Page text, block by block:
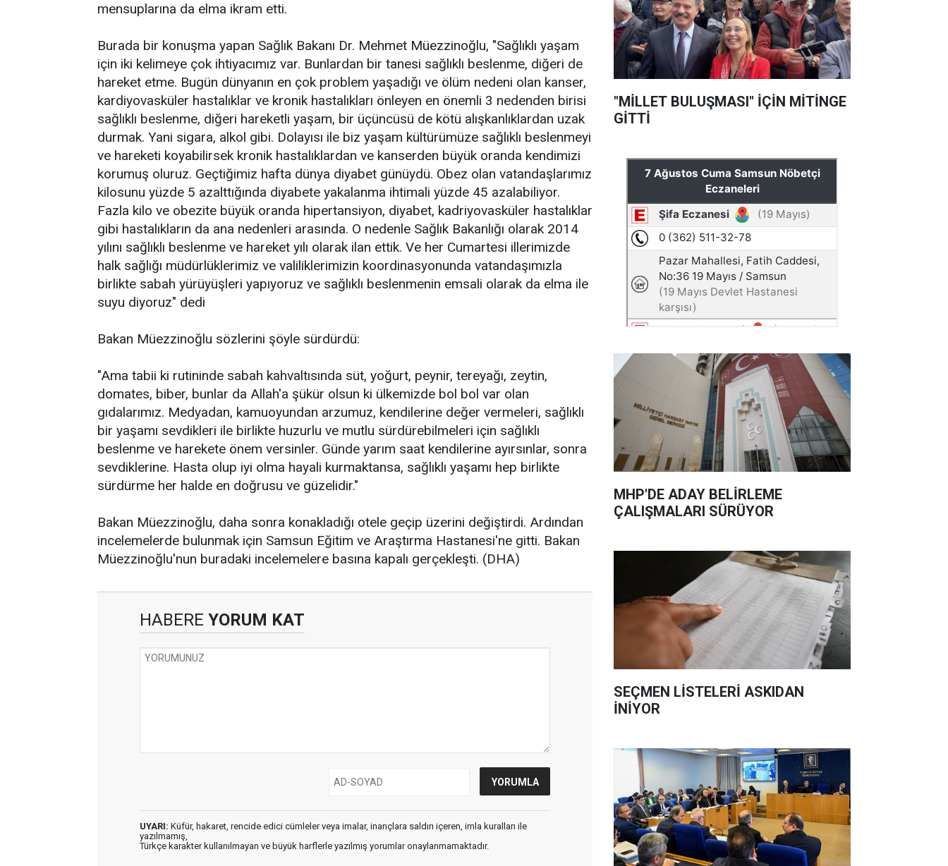
mensuplarına da elma ikram etti.
Burada bir konuşma yapan Sağlık Bakanı Dr. Mehmet Müezzinoğlu, "Sağlıklı yaşam
için iki kelimeye çok ihtiyacımız var. Bunlardan bir tanesi sağlıklı beslenme, diğeri de
hareket etme. Bugün dünyanın en çok problem yaşadığı ve ölüm nedeni olan kanser,
kardiyovasküler hastalıklar ve kronik hastalıkları önleyen en önemli 3 nedenden birisi
sağlıklı beslenme, diğeri hareketli yaşam, bir üçüncüsü de kötü alışkanlıklardan uzak
durmak. Yani sigara, alkol gibi. Dolayısı ile biz yaşam kültürümüze sağlıklı beslenmeyi
ve hareketi koyabilirsek kronik hastalıklardan ve kanserden büyük oranda kendimizi
korumuş oluruz. Geçtiğimiz hafta dünya diyabet günüydü. Obez olan vatandaşlarımız
kilosunu yüzde 5 azalttığında diyabete yakalanma ihtimali yüzde 45 azalabiliyor.
Fazla kilo ve obezite büyük oranda hipertansiyon, diyabet, kadriyovasküler hastalıklar
gibi hastalıkların da ana nedenleri arasında. O nedenle Sağlık Bakanlığı olarak 2014
yılını sağlıklı beslenme ve hareket yılı olarak ilan ettik. Ve her Cumartesi illerimizde
halk sağlığı müdürlüklerimiz ve valiliklerimizin koordinasyonunda vatandaşımızla
birlikte sabah yürüyüşleri yapıyoruz ve sağlıklı beslenmenin emsali olarak da elma ile
suyu diyoruz" dedi
Bakan Müezzinoğlu sözlerini şöyle sürdürdü:
"Ama tabii ki rutininde sabah kahvaltısında süt, yoğurt, peynir, tereyağı, zeytin,
domates, biber, bunlar da Allah'a şükür olsun ki ülkemizde bol bol var olan
gıdalarımız. Medyadan, kamuoyundan arzumuz, kendilerine değer vermeleri, sağlıklı
bir yaşamı sevdikleri ile birlikte huzurlu ve mutlu sürdürebilmeleri için sağlıklı
beslenme ve harekete önem versinler. Günde yarım saat kendilerine ayırsınlar, sonra
sevdiklerine. Hasta olup iyi olma hayali kurmaktansa, sağlıklı yaşamı hep birlikte
sürdürme her halde en doğrusu ve güzelidir."
Bakan Müezzinoğlu, daha sonra konakladığı otele geçip üzerini değiştirdi. Ardından
incelemelerde bulunmak için Samsun Eğitim ve Araştırma Hastanesi'ne gitti. Bakan
Müezzinoğlu'nun buradaki incelemelere basına kapalı gerçekleşti. (DHA)
HABERE YORUM KAT
UYARI: Küfür, hakaret, rencide edici cümleler veya imalar, inançlara saldırı içeren, imla kuralları ile
yazılmamış,
Türkçe karakter kullanılmayan ve büyük harflerle yazılmış yorumlar onaylanmamaktadır.
"MİLLET BULUŞMASI" İÇİN MİTİNGE
GİTTİ
MHP'DE ADAY BELİRLEME
ÇALIŞMALARI SÜRÜYOR
SEÇMEN LİSTELERİ ASKIDAN
İNİYOR